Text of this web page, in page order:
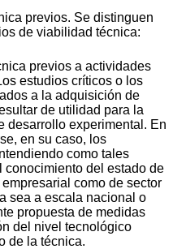
previos. Se distinguen
de viabilidad técnica:
previos a actividades
estudios críticos o los
a la adquisición de
de utilidad para la
desarrollo experimental. En
en su caso, los
como tales
del estado de
como de sector
sea a escala nacional o
propuesta de medidas
del nivel tecnológico
de la técnica.